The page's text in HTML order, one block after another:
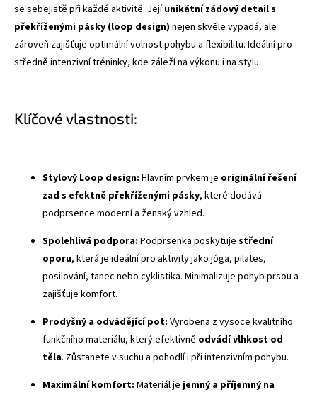
se sebejistě při každé aktivitě. Jejíunikátní zádový detail s
překříženými pásky (loop design) nejen skvěle vypadá, ale
zároveň zajišťuje optimální volnost pohybu a flexibilitu. Ideální pro
středně intenzivní tréninky, kde záleží na výkonu i na stylu.
Klíčové vlastnosti:
Stylový Loop design: Hlavním prvkem je originální řešení
zad s efektně překříženými pásky, které dodává
podprsence moderní a ženský vzhled.
Spolehlivá podpora: Podprsenka poskytuje střední
oporu, která je ideální pro aktivity jako jóga, pilates,
posilování, tanec nebo cyklistika. Minimalizuje pohyb prsou a
zajišťuje komfort.
Prodyšný a odvádějící pot: Vyrobena z vysoce kvalitního
funkčního materiálu, který efektivně odvádí vlhkost od
těla. Zůstanete v suchu a pohodlí i při intenzivním pohybu.
Maximální komfort: Materiál jejemný a příjemný na